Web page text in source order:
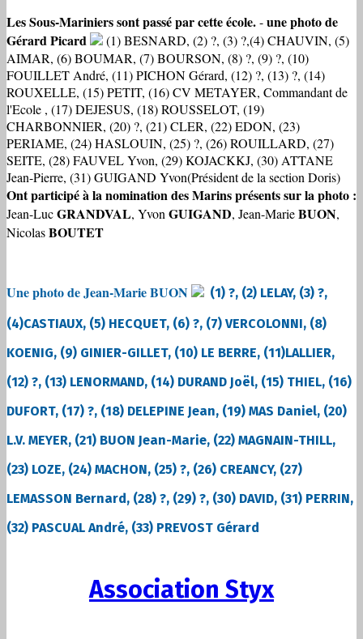
Les Sous-Mariniers sont passé par cette école.-une photo de
Gérard Picard
(1) BESNARD, (2) ?, (3) ?,(4) CHAUVIN, (5)
AIMAR, (6) BOUMAR, (7) BOURSON, (8) ?, (9) ?, (10)
FOUILLET André, (11) PICHON Gérard, (12) ?, (13) ?, (14)
ROUXELLE, (15) PETIT, (16) CV METAYER, Commandant de
l'Ecole , (17) DEJESUS, (18) ROUSSELOT, (19)
CHARBONNIER, (20) ?, (21) CLER, (22) EDON, (23)
PERIAME, (24) HASLOUIN, (25) ?, (26) ROUILLARD, (27)
SEITE, (28) FAUVEL Yvon, (29) KOJACKKJ, (30) ATTANE
Jean-Pierre, (31) GUIGAND Yvon(Président de la section Doris)
Ont participé à la nomination des Marins présents sur la photo :
Jean-LucGRANDVAL, Yvon GUIGAND, Jean-MarieBUON,
NicolasBOUTET
Une photo de Jean-Marie BUON
(1) ?, (2) LELAY, (3) ?,
(4)CASTIAUX, (5) HECQUET, (6) ?, (7) VERCOLONNI, (8)
KOENIG, (9) GINIER-GILLET, (10) LE BERRE, (11)LALLIER,
(12) ?, (13) LENORMAND, (14) DURAND Joël, (15) THIEL, (16)
DUFORT, (17) ?, (18) DELEPINE Jean, (19) MAS Daniel, (20)
L.V. MEYER, (21) BUON Jean-Marie, (22) MAGNAIN-THILL,
(23) LOZE, (24) MACHON, (25) ?, (26) CREANCY, (27)
LEMASSON Bernard, (28) ?, (29) ?, (30) DAVID, (31) PERRIN,
(32) PASCUAL André, (33) PREVOST Gérard
Association Styx